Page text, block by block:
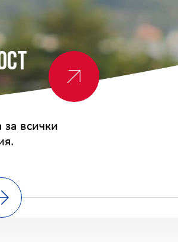
за всички